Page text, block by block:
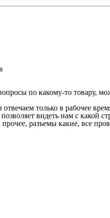
по какому-то товару,
только в рабочее
видеть нам с какой
разъемы какие, все